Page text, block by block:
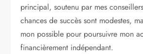
principal, soutenu par mes
chances de succès sont modestes,
mon possible pour poursuivre mon
financièrement indépendant.